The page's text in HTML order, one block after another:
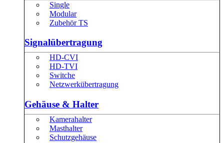
Single
Modular
Zubehör TS
Signalübertragung
HD-CVI
HD-TVI
Switche
Netzwerkübertragung
Gehäuse & Halter
Kamerahalter
Masthalter
Schutzgehäuse